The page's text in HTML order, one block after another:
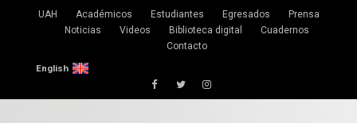
UAH Académicos Estudiantes Egresados
Prensa
Noticias
Videos Biblioteca digital
Cuadernos
Contacto
English
FacebookTwitterInstagram